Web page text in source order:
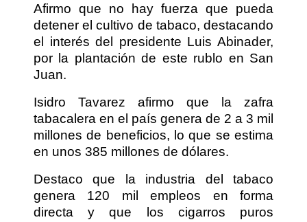
Afirmo que no hay fuerza que pueda
detener el cultivo de tabaco, destacando
el interés del presidente Luis Abinader,
por la plantación de este rublo en San
Juan.
Isidro Tavarez afirmo que la zafra
tabacalera en el país genera de 2 a 3 mil
millones de beneficios, lo que se estima
en unos 385 millones de dólares.
Destaco que la industria del tabaco
genera 120 mil empleos en forma
directa y que los cigarros puros